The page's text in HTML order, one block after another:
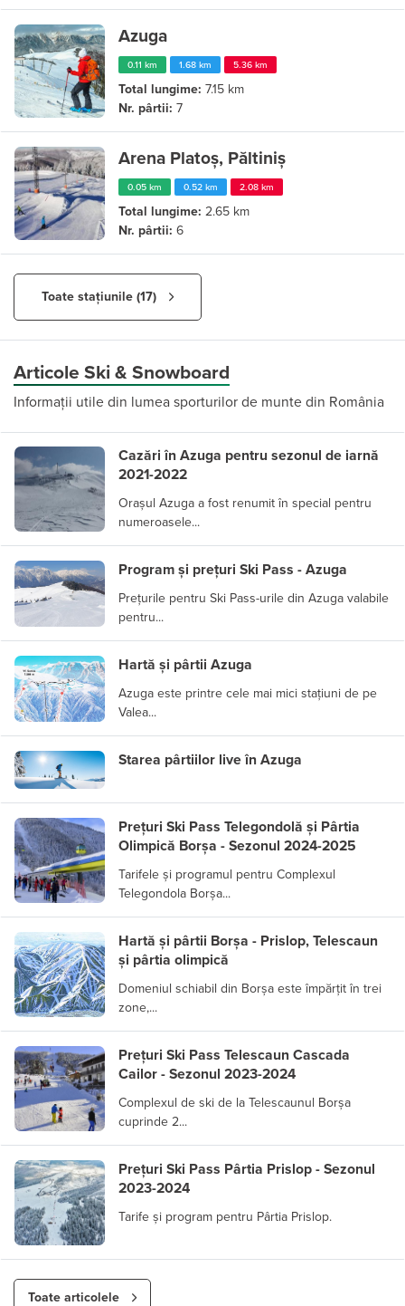
Azuga
0.11 km 1.68 km 5.36 km
Total lungime: 7.15 km
Nr. pârtii: 7
Arena Platoș, Păltiniș
0.05 km 0.52 km 2.08 km
Total lungime: 2.65 km
Nr. pârtii: 6
Toate stațiunile (17)
Articole Ski & Snowboard
Informații utile din lumea sporturilor de munte din România
Cazări în Azuga pentru sezonul de iarnă
2021-2022
Orașul Azuga a fost renumit în special pentru
numeroasele...
Program și prețuri Ski Pass - Azuga
Prețurile pentru Ski Pass-urile din Azuga valabile
pentru...
Hartă și pârtii Azuga
Azuga este printre cele mai mici stațiuni de pe
Valea...
Starea pârtiilor live în Azuga
Prețuri Ski Pass Telegondolă și Pârtia
Olimpică Borșa - Sezonul 2024-2025
Tarifele și programul pentru Complexul
Telegondola Borșa...
Hartă și pârtii Borșa - Prislop, Telescaun
și pârtia olimpică
Domeniul schiabil din Borșa este împărțit în trei
zone,...
Prețuri Ski Pass Telescaun Cascada
Cailor - Sezonul 2023-2024
Complexul de ski de la Telescaunul Borșa
cuprinde 2...
Prețuri Ski Pass Pârtia Prislop - Sezonul
2023-2024
Tarife și program pentru Pârtia Prislop.
Toate articolele